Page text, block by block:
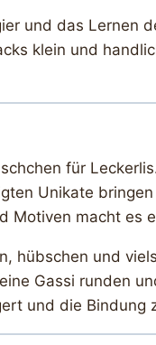
und das Lernen
klein und
für
Unikate
Motiven macht es
hübschen und
Gassi runden
und die Bindung